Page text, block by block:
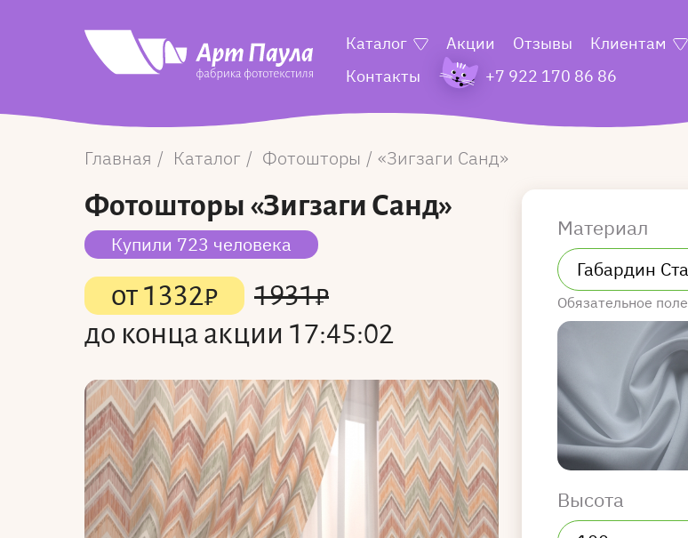
Каталог Акции Отзывы Клиентам
Контакты
+7 922 170 86 86
Главная Каталог Фотошторы Зигзаги Санд
Фотошторы «Зигзаги Санд»
Купили 723 человека
от1332₽ 1931₽
до конца акции 17:45:02
Материал
Обязательное поле
Высота